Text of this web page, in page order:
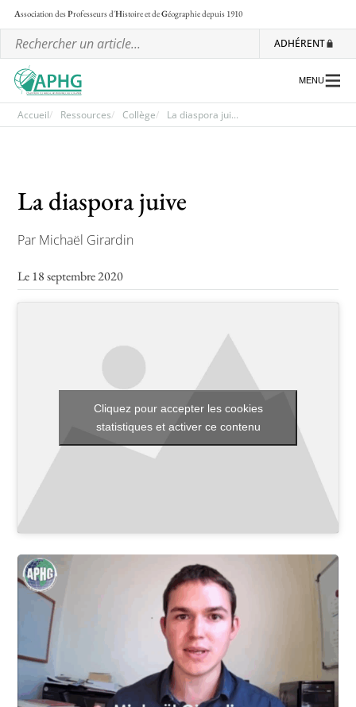
Association desProfesseurs d'Histoire et deGéographiedepuis 1910
ADHÉRENT
Les régionales
Lettre d’information de l’APHG
Toutes les actualités
Les rendez-vous de l’APHG
Critique d’ouvrages publiés
Culture
MENU
Accueil Ressources Collège La diaspora jui...
La diaspora juive
Par Michaël Girardin
Le 18 septembre 2020
Cliquez pour accepter les cookies
statistiques et activer ce contenu